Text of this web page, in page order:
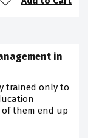
in
trained only to
of them end up